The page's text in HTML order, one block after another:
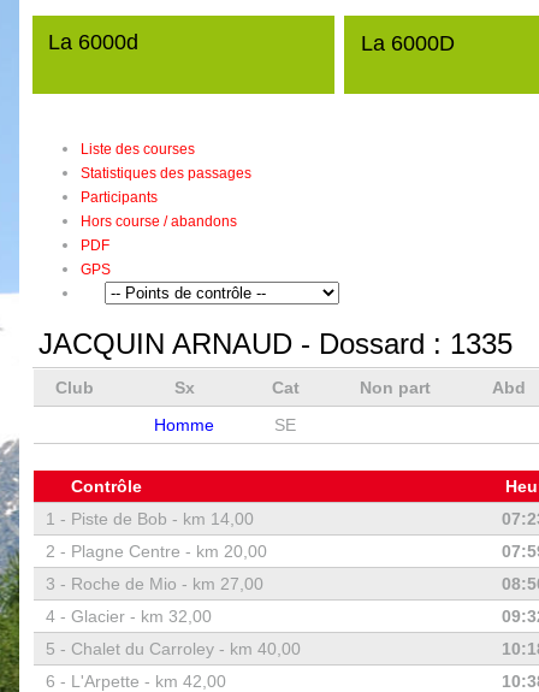
La 6000d La 6000D
Liste des courses
Statistiques des passages
Participants
Hors course / abandons
PDF
GPS
JACQUIN ARNAUD- Dossard : 1335
Club Sx Cat Non part
Abd
Homme
SE
Contrôle
1 - Piste de Bob - km 14,00
2 - Plagne Centre - km 20,00
3 - Roche de Mio - km 27,00
4 - Glacier - km 32,00
5 - Chalet du Carroley - km 40,00
6 - L'Arpette - km 42,00